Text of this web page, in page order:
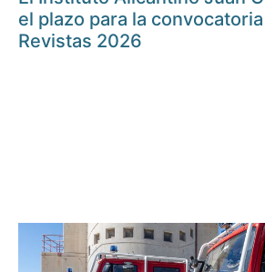
el plazo para la
Revistas 2026